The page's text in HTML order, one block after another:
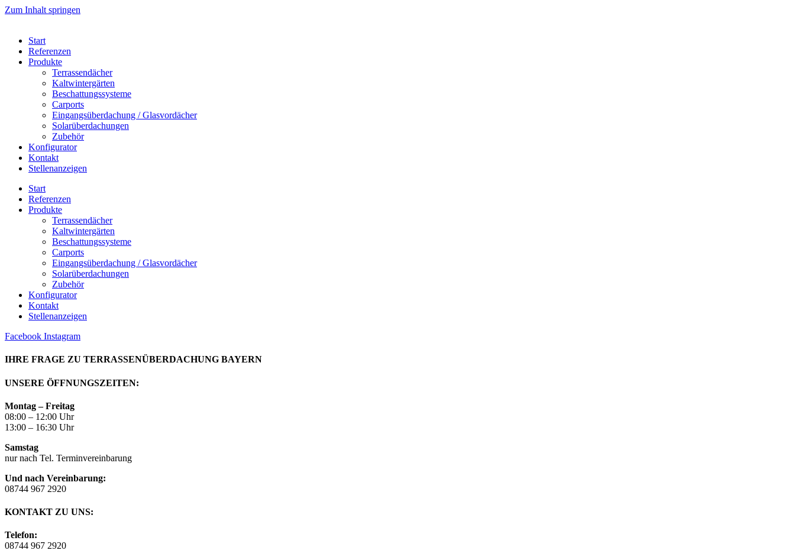
Zum Inhalt springen
Start
Referenzen
Produkte
Terrassendächer
Kaltwintergärten
Beschattungssysteme
Carports
Eingangsüberdachung / Glasvordächer
Solarüberdachungen
Zubehör
Konfigurator
Kontakt
Stellenanzeigen
Start
Referenzen
Produkte
Terrassendächer
Kaltwintergärten
Beschattungssysteme
Carports
Eingangsüberdachung / Glasvordächer
Solarüberdachungen
Zubehör
Konfigurator
Kontakt
Stellenanzeigen
Facebook Instagram
IHRE FRAGE ZU TERRASSENÜBERDACHUNG BAYERN
UNSERE ÖFFNUNGSZEITEN: ​
Montag – Freitag
08:00 – 12:00 Uhr
13:00 – 16:30 Uhr
Samstag
nur nach Tel. Terminvereinbarung
Und nach Vereinbarung:
08744 967 2920
KONTAKT ZU UNS: ​
Telefon:
08744 967 2920